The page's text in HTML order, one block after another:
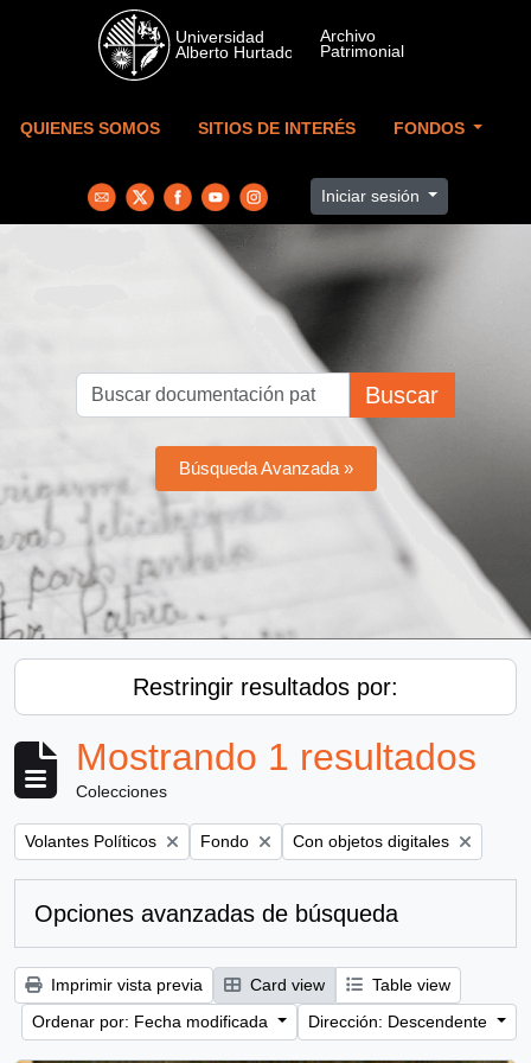
Skip to main content
QUIENES SOMOS SITIOS DE INTERÉS FONDOS
Iniciar sesión
Buscar
Búsqueda Avanzada »
Restringir resultados por:
Mostrando 1 resultados
Colecciones
Remove filter:
Volantes Políticos Remove filter:
Fondo Remove filter:
Con objetos digitales
Opciones avanzadas de búsqueda
Imprimir vista previa Card view
Table view
Ordenar por: Fecha modificada
Dirección: Descendente